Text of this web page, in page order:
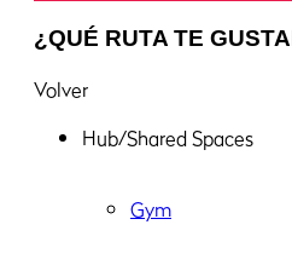
¿QUÉ RUTA TE
Volver
Hub/Shared Spaces
Gym